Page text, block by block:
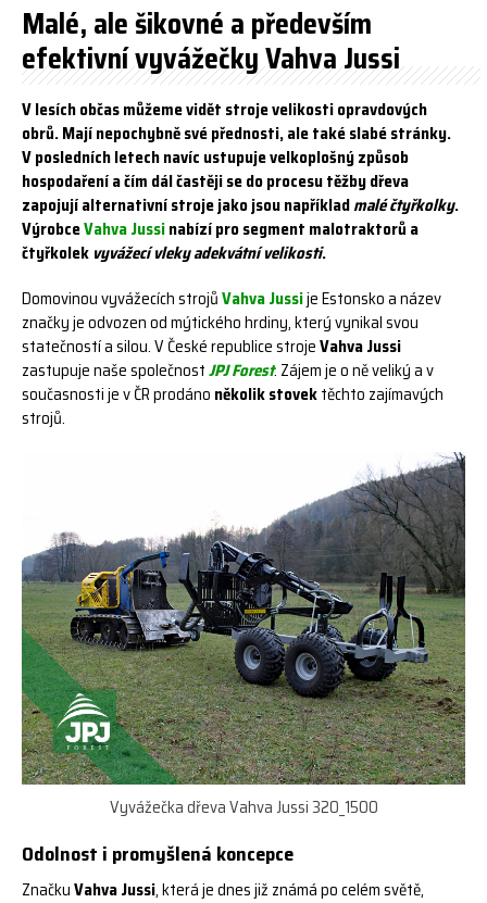
Malé, ale šikovné a především
efektivní vyvážečky Vahva Jussi
V lesích občas můžeme vidět stroje velikosti opravdových
obrů. Mají nepochybně své přednosti, ale také slabé stránky.
V posledních letech navíc ustupuje velkoplošný způsob
hospodaření a čím dál častěji se do procesu těžby dřeva
zapojují alternativní stroje jako jsou napříkladmalé čtyřkolky.
VýrobceVahva Jussinabízí pro segment malotraktorů a
čtyřkolek vyvážecí vleky adekvátní velikosti.
Domovinou vyvážecích strojůVahva Jussije Estonsko a název
značky je odvozen od mýtického hrdiny, který vynikal svou
statečností a silou. V České republice strojeVahva Jussi
zastupuje naše společnostJPJ Forest. Zájem je o ně veliký a v
současnosti je v ČR prodáno několik stovektěchto zajímavých
strojů.
Vyvážečka dřeva Vahva Jussi 320_1500
Odolnost i promyšlená koncepce
ZnačkuVahva Jussi, která je dnes již známá po celém světě,